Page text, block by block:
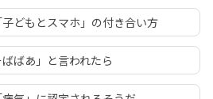
子どもとスマホ」の付き合い方
ばあ」と言われたら